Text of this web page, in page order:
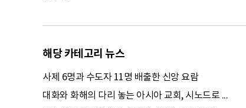
해당 카테고리 뉴스
사제 6명과 수도자 11명 배출한 신앙 요람
대화와 화해의 다리 놓는 아시아 교회, 시노드로 ...